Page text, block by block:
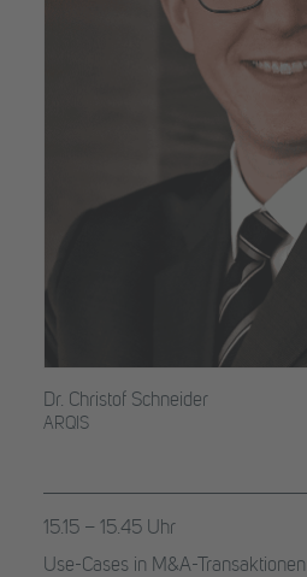
Dr. Christof Schneider
ARQIS
15.15 – 15.45 Uhr
Use-Cases in M&A-Transaktionen